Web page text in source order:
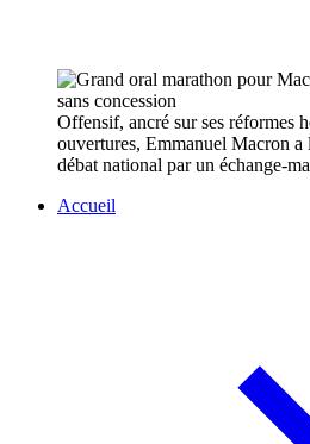
Offensif, ancré sur ses réformes
ouvertures, Emmanuel Macron a
débat national par un échange-
Accueil